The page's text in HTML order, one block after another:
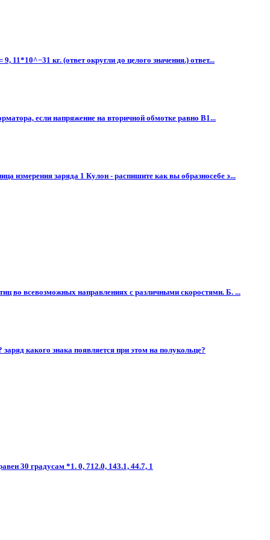
11*10^−31 кг. (ответ округли до целого значения.) ответ...
если напряжение на вторичной обмотке равно B1...
измерения заряда 1 Кулон - распишите как вы образносебе э...
во всевозможных направлениях с различными скоростями. Б. ...
какого знака появляется при этом на полукольце?
30 градусам *1. 0, 712.0, 143.1, 44.7, 1​